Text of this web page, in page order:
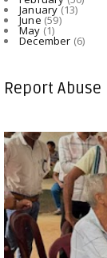
January(13)
June (59)
May (1)
December (6)
Report Abuse